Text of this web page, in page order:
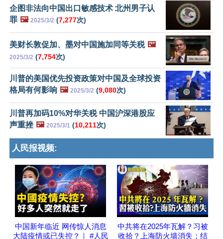
企图非法向中国出口敏感技术 北州男子认
罪 🖼️ 2025/3/2 (7,277次)
美财长敦促加、墨对中国施加同等关税 🖼️
2025/3/2 (7,754次)
川普的美国优先投资政策对中国及全球投资
格局有何影响 🖼️ 2025/3/2 (9,080次)
川普再加码10%对华关税 中国沪深港股应
声重挫 🖼️ 2025/3/1 (10,211次)
人民报视频:
中国新年临近 网传惊人消息
大陆疫情或已失控？｜ #人民
中共将在2025年瓦解？习被
收拾？上海防火墙消失；结